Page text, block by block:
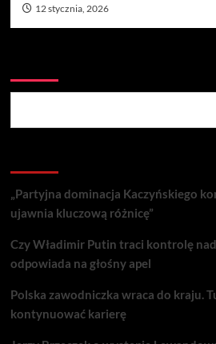
12 stycznia, 2026
„Partyjna dominacja Kaczyńskiego
ujawnia kluczową różnicę”
Czy Władimir Putin traci kontrolę
odpowiada na głośny apel
Polska zawodniczka wraca do kraju.
kontynuować karierę